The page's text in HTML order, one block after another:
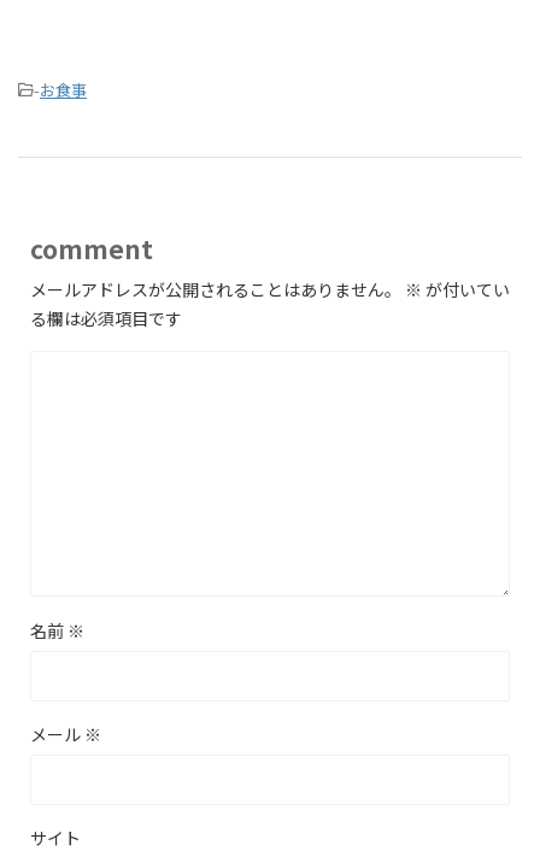
-お食事
comment
メールアドレスが公開されることはありません。 ※ が付いてい
る欄は必須項目です
名前 ※
メール ※
サイト